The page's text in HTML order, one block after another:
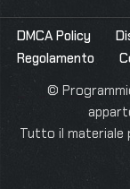
DMCA Policy
Regolamento
©
Tutto il materiale